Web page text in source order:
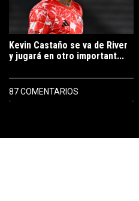
Kevin Castaño se va de River
y jugará en otro important...
87 COMENTARIOS